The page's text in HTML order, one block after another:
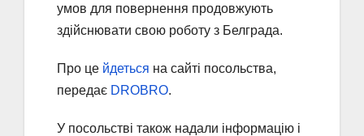
умов для повернення продовжують
здійснювати свою роботу з Белграда.
Про це йдеться на сайті посольства,
передає DROBRO.
У посольстві також надали інформацію і